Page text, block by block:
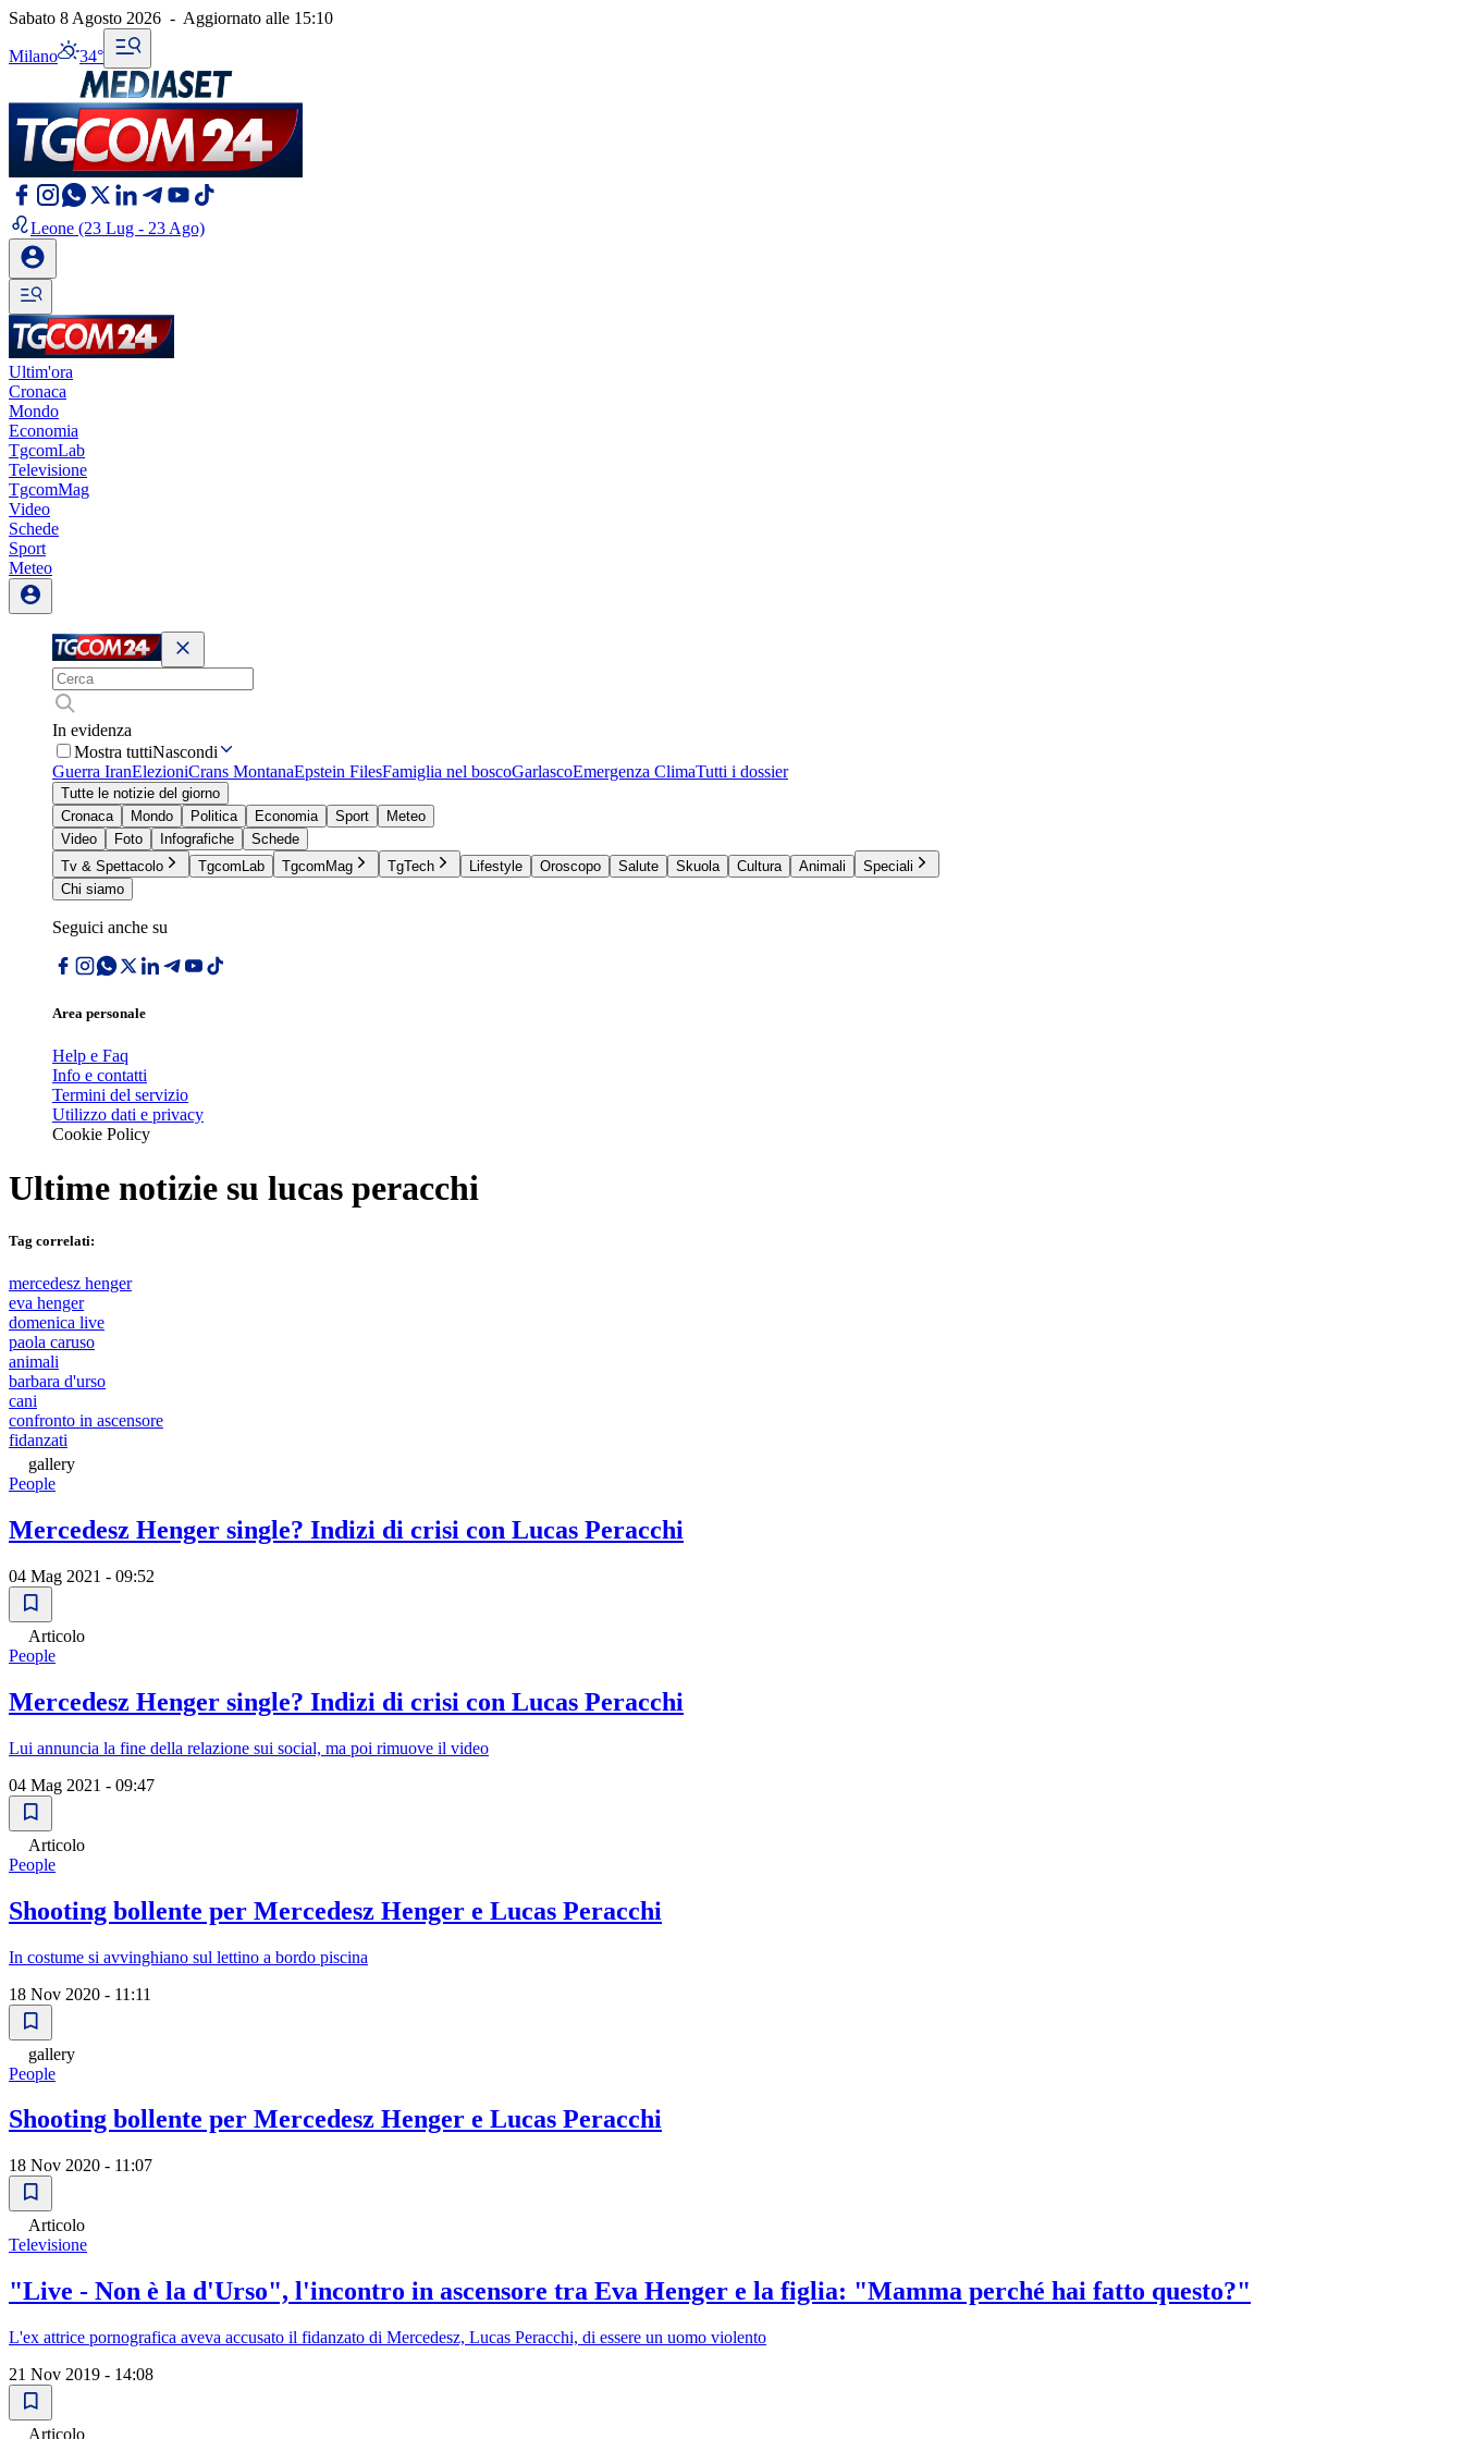
Sabato 8 Agosto 2026 - Aggiornato alle 15:10
Milano 34°
Leone (23 Lug - 23 Ago)
Ultim'ora
Cronaca
Mondo
Economia
TgcomLab
Televisione
TgcomMag
Video
Schede
Sport
Meteo
In evidenza
Mostra tuttiNascondi
Guerra IranElezioniCrans MontanaEpstein FilesFamiglia nel boscoGarlascoEmergenza ClimaTutti i dossier
Tutte le notizie del giorno
Cronaca
Mondo Politica Economia Sport
Meteo
Video
Foto Infografiche
Schede
Tv & Spettacolo
TgcomLab TgcomMag TgTech Lifestyle Oroscopo Salute Skuola Cultura Animali
Speciali
Chi siamo
Seguici anche su
Area personale
Help e Faq
Info e contatti
Termini del servizio
Utilizzo dati e privacy
Cookie Policy
Ultime notizie su lucas peracchi
Tag correlati:
mercedesz henger
eva henger
domenica live
paola caruso
animali
barbara d'urso
cani
confronto in ascensore
fidanzati
gallery
People
Mercedesz Henger single? Indizi di crisi con Lucas Peracchi
04 Mag 2021 - 09:52
Articolo
People
Mercedesz Henger single? Indizi di crisi con Lucas Peracchi
Lui annuncia la fine della relazione sui social, ma poi rimuove il video
04 Mag 2021 - 09:47
Articolo
People
Shooting bollente per Mercedesz Henger e Lucas Peracchi
In costume si avvinghiano sul lettino a bordo piscina
18 Nov 2020 - 11:11
gallery
People
Shooting bollente per Mercedesz Henger e Lucas Peracchi
18 Nov 2020 - 11:07
Articolo
Televisione
"Live - Non è la d'Urso", l'incontro in ascensore tra Eva Henger e la figlia: "Mamma perché hai fatto questo?"
L'ex attrice pornografica aveva accusato il fidanzato di Mercedesz, Lucas Peracchi, di essere un uomo violento
21 Nov 2019 - 14:08
Articolo